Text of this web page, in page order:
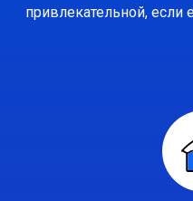
привлекательной, если